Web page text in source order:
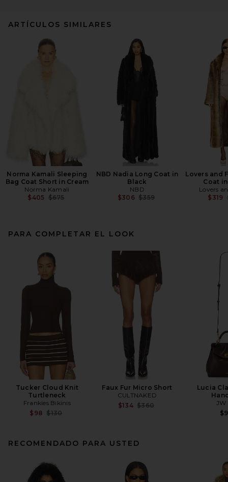
ARTÍCULOS SIMILARES
Norma Kamali Sleeping
Bag Coat Short in Cream
Norma Kamali
$405 Previous price:
$675
NBD Nadia Long Coat in
Black
NBD
$306 Previous price:
$359
Lovers and
Coat
Lovers
$319
PARA COMPLETAR EL LOOK
Tucker Cloud Knit
Turtleneck
Frankies Bikinis
$98 Previous price:
$130
Faux Fur Micro Short
CULTNAKED
$134 Previous price:
$360
Lucia
JW
RECOMENDADO PARA USTED